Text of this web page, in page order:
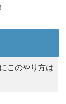
このやり方は